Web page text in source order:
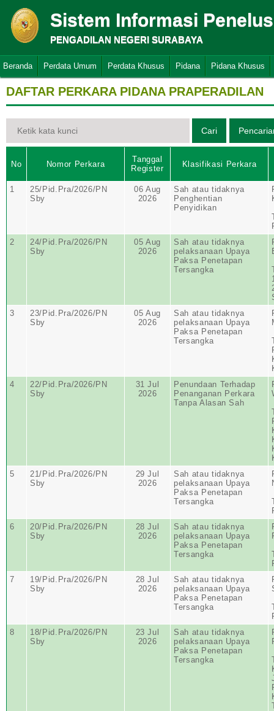
Sistem Informasi
PENGADILAN NEGERI SURABAYA
Beranda Perdata Umum Perdata Khusus Pidana Pidana Khusus
DAFTAR PERKARA PIDANA PRAPERADILAN
No Nomor Perkara
Tanggal
Register
Klasifikasi Perkara
1
25/Pid.Pra/2026/PN
Sby
06 Aug
2026
Sah atau tidaknya
Penghentian
Penyidikan
2
24/Pid.Pra/2026/PN
Sby
05 Aug
2026
Sah atau tidaknya
pelaksanaan Upaya
Paksa Penetapan
Tersangka
3
23/Pid.Pra/2026/PN
Sby
05 Aug
2026
Sah atau tidaknya
pelaksanaan Upaya
Paksa Penetapan
Tersangka
4
22/Pid.Pra/2026/PN
Sby
31 Jul
2026
Penundaan Terhadap
Penanganan Perkara
Tanpa Alasan Sah
5
21/Pid.Pra/2026/PN
Sby
29 Jul
2026
Sah atau tidaknya
pelaksanaan Upaya
Paksa Penetapan
Tersangka
6
20/Pid.Pra/2026/PN
Sby
28 Jul
2026
Sah atau tidaknya
pelaksanaan Upaya
Paksa Penetapan
Tersangka
7
19/Pid.Pra/2026/PN
Sby
28 Jul
2026
Sah atau tidaknya
pelaksanaan Upaya
Paksa Penetapan
Tersangka
8
18/Pid.Pra/2026/PN
Sby
23 Jul
2026
Sah atau tidaknya
pelaksanaan Upaya
Paksa Penetapan
Tersangka